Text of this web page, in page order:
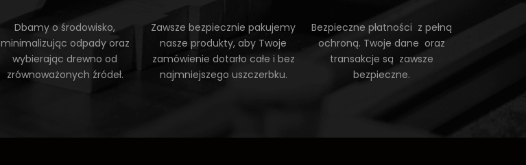
Dbamy o środowisko,
minimalizując odpady oraz
wybierając drewno od
zrównoważonych źródeł.
Zawsze bezpiecznie pakujemy
nasze produkty, aby Twoje
zamówienie dotarło całe i bez
najmniejszego uszczerbku.
Bezpieczne płatności z pełną
ochroną. Twoje dane oraz
transakcje są zawsze
bezpieczne.